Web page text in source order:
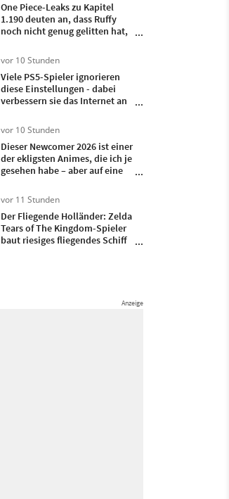
One Piece-Leaks zu Kapitel
1.190 deuten an, dass Ruffy
noch nicht genug gelitten hat,
vor 10 Stunden
Viele PS5-Spieler ignorieren
diese Einstellungen - dabei
verbessern sie das Internet an
vor 10 Stunden
Dieser Newcomer 2026 ist einer
der ekligsten Animes, die ich je
gesehen habe – aber auf eine
vor 11 Stunden
Der Fliegende Holländer: Zelda
Tears of The Kingdom-Spieler
baut riesiges fliegendes Schiff